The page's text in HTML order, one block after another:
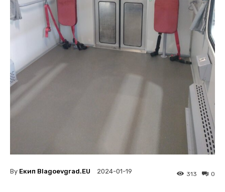
By Екип Blagoevgrad.EU 2024-01-19 0
313